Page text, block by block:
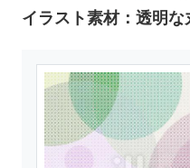
イラスト素材：透明